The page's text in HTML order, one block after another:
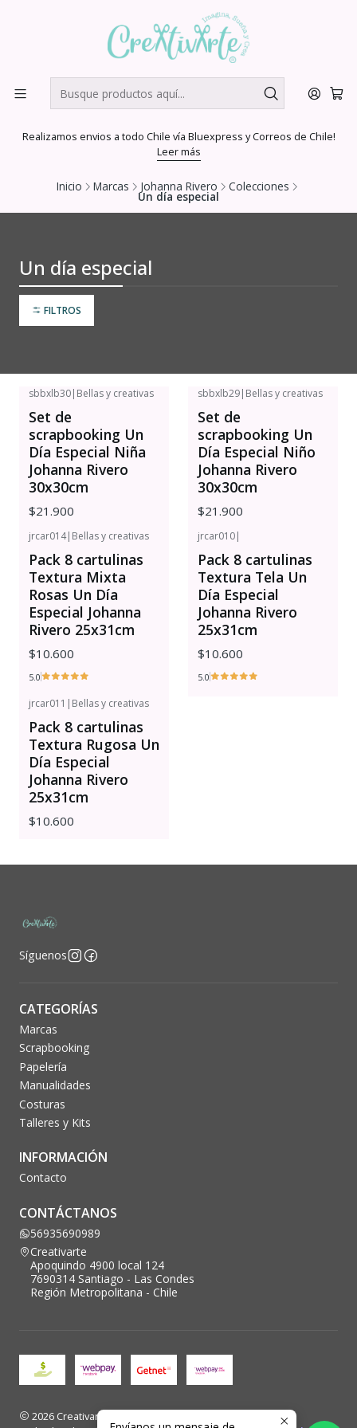
Realizamos envios a todo Chile vía Bluexpress y Correos de Chile!
Leer más
Inicio Marcas Johanna Rivero Colecciones
Un día especial
Un día especial
FILTROS
sbbxlb30| Bellas y creativas
Set de
scrapbooking Un
Día Especial Niña
Johanna Rivero
30x30cm
$21.900
sbbxlb29| Bellas y creativas
Set de
scrapbooking Un
Día Especial Niño
Johanna Rivero
30x30cm
$21.900
jrcar014| Bellas y creativas
Pack 8 cartulinas
Textura Mixta
Rosas Un Día
Especial Johanna
Rivero 25x31cm
$10.600
5.0
jrcar010|
Pack 8 cartulinas
Textura Tela Un
Día Especial
Johanna Rivero
25x31cm
$10.600
5.0
jrcar011 | Bellas y creativas
Pack 8 cartulinas
Textura Rugosa Un
Día Especial
Johanna Rivero
25x31cm
$10.600
Síguenos
CATEGORÍAS
Marcas
Scrapbooking
Papelería
Manualidades
Costuras
Talleres y Kits
INFORMACIÓN
Contacto
CONTÁCTANOS
56935690989
Creativarte
Apoquindo 4900 local 124
7690314 Santiago - Las Condes
Región Metropolitana - Chile
2026 Creativarte.